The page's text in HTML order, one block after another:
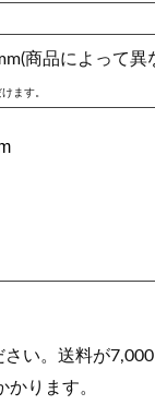
商品によって異
ます。
い。送料が
ります。